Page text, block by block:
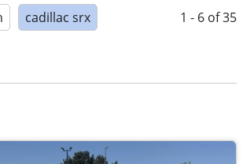
cadillac srx 1 - 6 of 35